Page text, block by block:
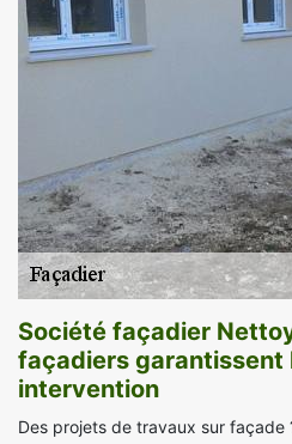
Société façadier
façadiers garantissent
intervention
Des projets de travaux sur façade